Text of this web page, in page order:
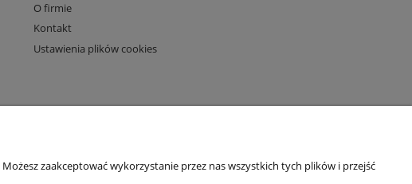
O firmie
Kontakt
Ustawienia plików cookies
zaakceptować wykorzystanie przez nas wszystkich tych plików i przejść